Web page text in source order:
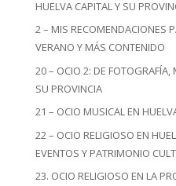
HUELVA CAPITAL Y SU
2 – MIS RECOMENDACIONES
VERANO Y MÁS CONTENIDO
20 – OCIO 2: DE
SU PROVINCIA
21 – OCIO MUSICAL EN
22 – OCIO RELIGIOSO EN
EVENTOS Y PATRIMONIO
23. OCIO RELIGIOSO EN LA